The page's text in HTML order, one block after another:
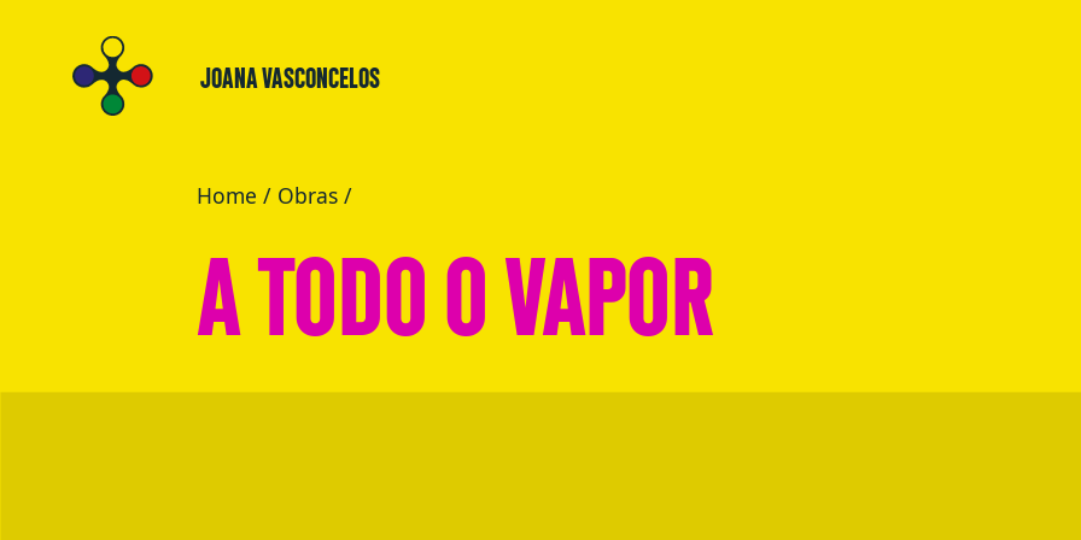
JOANA VASCONCELOS
Home / Obras /
A TODO O VAPOR